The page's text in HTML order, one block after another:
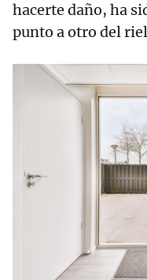
hacerte daño, ha
punto a otro del